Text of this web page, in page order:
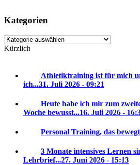
Kategorien
Kategorien
Kürzlich
Athletiktraining ist für mich
ich...31. Juli 2026 - 09:21
Heute habe ich mir zum
Woche bewusst...16. Juli 2026 -
Personal Training, das
3 Monate intensives Lernen
Lehrbrief...27. Juni 2026 - 15:13